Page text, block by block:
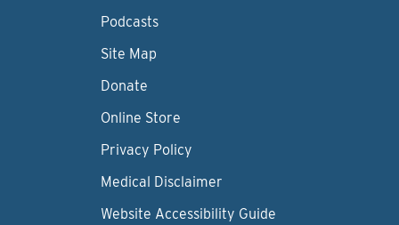
Podcasts
Site Map
Donate
Online Store
Privacy Policy
Medical Disclaimer
Website Accessibility Guide